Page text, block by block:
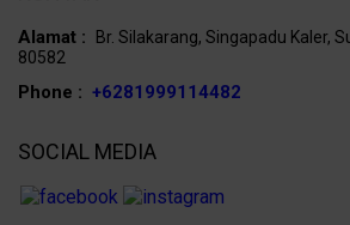
Alamat :
Br. Silakarang, Singapadu Kaler,
80582
Phone : +6281999114482
SOCIAL MEDIA